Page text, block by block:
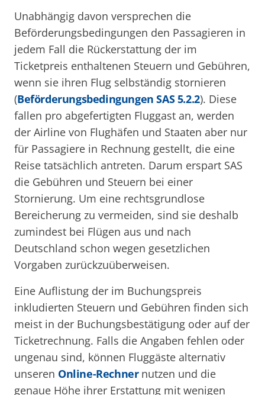
Unabhängig davon versprechen die
Beförderungsbedingungen den Passagieren in
jedem Fall die Rückerstattung der im
Ticketpreis enthaltenen Steuern und Gebühren,
wenn sie ihren Flug selbständig stornieren
(Beförderungsbedingungen SAS 5.2.2). Diese
fallen pro abgefertigten Fluggast an, werden
der Airline von Flughäfen und Staaten aber nur
für Passagiere in Rechnung gestellt, die eine
Reise tatsächlich antreten. Darum erspart SAS
die Gebühren und Steuern bei einer
Stornierung. Um eine rechtsgrundlose
Bereicherung zu vermeiden, sind sie deshalb
zumindest bei Flügen aus und nach
Deutschland schon wegen gesetzlichen
Vorgaben zurückzuüberweisen.
Eine Auflistung der im Buchungspreis
inkludierten Steuern und Gebühren finden sich
meist in der Buchungsbestätigung oder auf der
Ticketrechnung. Falls die Angaben fehlen oder
ungenau sind, können Fluggäste alternativ
unseren Online-Rechnernutzen und die
genaue Höhe ihrer Erstattung mit wenigen